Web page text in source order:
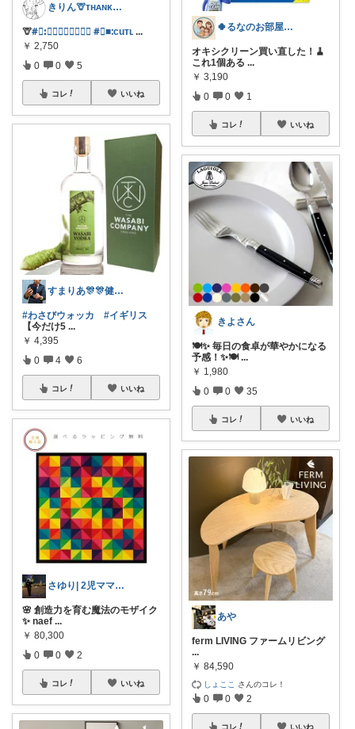
きりん🦒ᴛʜᴀɴᴋs ᴀʟᴡᴀʏs.
🦒#⃞ꓽ𝐿𝑎𝑔𝑢𝑖𝑜𝑙𝑒 #⃞■ᱺcuᴛʟ ...
￥ 2,750
0 0 5
コレ いいね
すまりあ🎊🎊健康志向男性💐
#わさびウォッカ
#イギリス
【今だけ5 ...
￥ 4,395
0 4 6
コレ いいね
さゆり| 2児ママお買い物メモ🧸
🌸 創造力を育む魔法のモザイク
✨ naef ...
￥ 80,300
0 0 2
コレ いいね
🍀るなのお部屋🐱🍀経由購入感謝✨
オキシクリーン買い直した！🧹
これ1個ある ...
￥ 3,190
0 0 1
コレ いいね
きよさん
🍽️✨ 毎日の食卓が華やかになる
予感！✨🍽 ...
￥ 1,980
0 0 35
コレ いいね
あや
ferm LIVING ファームリビング
...
￥ 84,590
しょここ さんのコレ！
0 0 2
コレ いいね